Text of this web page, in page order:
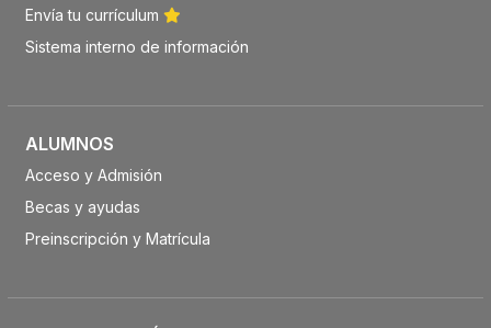
Envía tu currículum
Sistema interno de información
ALUMNOS
Acceso y Admisión
Becas y ayudas
Preinscripción y Matrícula